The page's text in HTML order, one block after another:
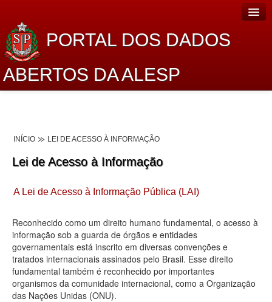
PORTAL DOS DADOS
ABERTOS DA ALESP
Lei de Acesso à Informação
Dados Governamentais Abertos
Planejamento
Catálogo de dados
Processo Legislativo
Deputados Estaduais
INÍCIO LEI DE ACESSO À INFORMAÇÃO
Lei de Acesso à Informação
A Lei de Acesso à Informação Pública (LAI)
Reconhecido como um direito humano fundamental, o acesso à
informação sob a guarda de órgãos e entidades
governamentais está inscrito em diversas convenções e
tratados internacionais assinados pelo Brasil. Esse direito
fundamental também é reconhecido por importantes
organismos da comunidade internacional, como a Organização
das Nações Unidas (ONU).